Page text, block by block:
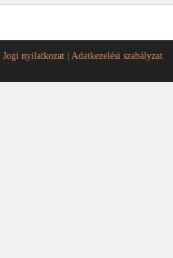
Jogi nyilatkozat | Adatkezelési szabályzat